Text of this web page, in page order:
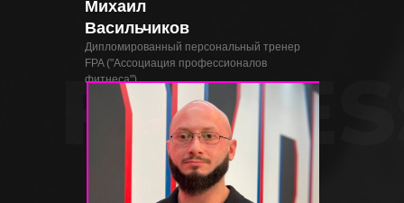
Дипломированный персональный тренер
FPA ("Ассоциация профессионалов
фитнеса")
Михаил
Васильчиков